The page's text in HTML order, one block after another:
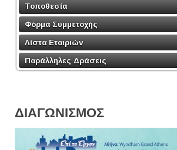
Τοποθεσία
Φόρμα Συμμετοχής
Λίστα Εταιριών
Παράλληλες Δράσεις
ΔΙΑΓΩΝΙΣΜΟΣ